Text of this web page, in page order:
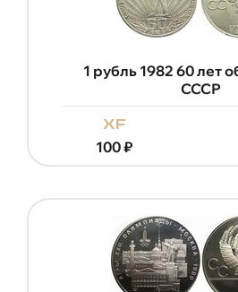
1 рубль 1982 60 лет
СССР
xf
100₽